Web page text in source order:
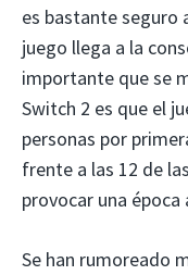
es bastante seguro
juego llega a la
importante que se
Switch 2 es que el
personas por
frente a las 12 de
provocar una
Se han rumoreado